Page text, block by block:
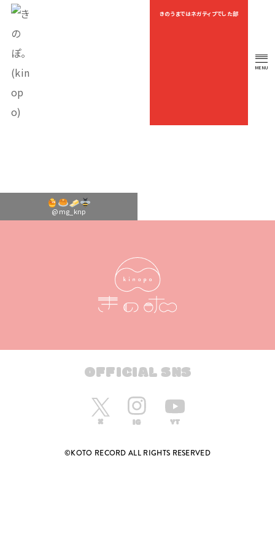
きのうまではネガティブでした部
OFFICIAL FAN CLUB
MENU
@mg_knp
OFFICIAL SNS
©KOTO RECORD ALL RIGHTS RESERVED